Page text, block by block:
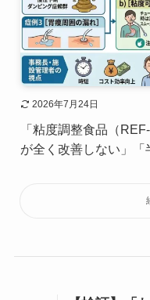
2026年7月24日
「粘度調整食品（
が全く改善しない」「